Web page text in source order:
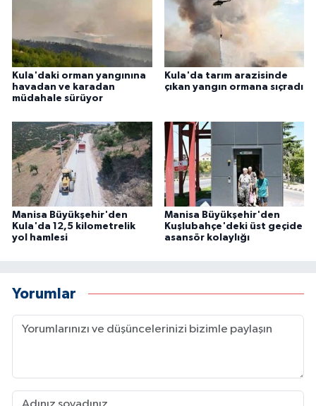
Kula'daki orman yangınına
havadan ve karadan
müdahale sürüyor
Kula'da tarım arazisinde
çıkan yangın ormana sıçradı
Manisa Büyükşehir'den
Kula'da 12,5 kilometrelik
yol hamlesi
Manisa Büyükşehir'den
Kuşlubahçe'deki üst geçide
asansör kolaylığı
Yorumlar